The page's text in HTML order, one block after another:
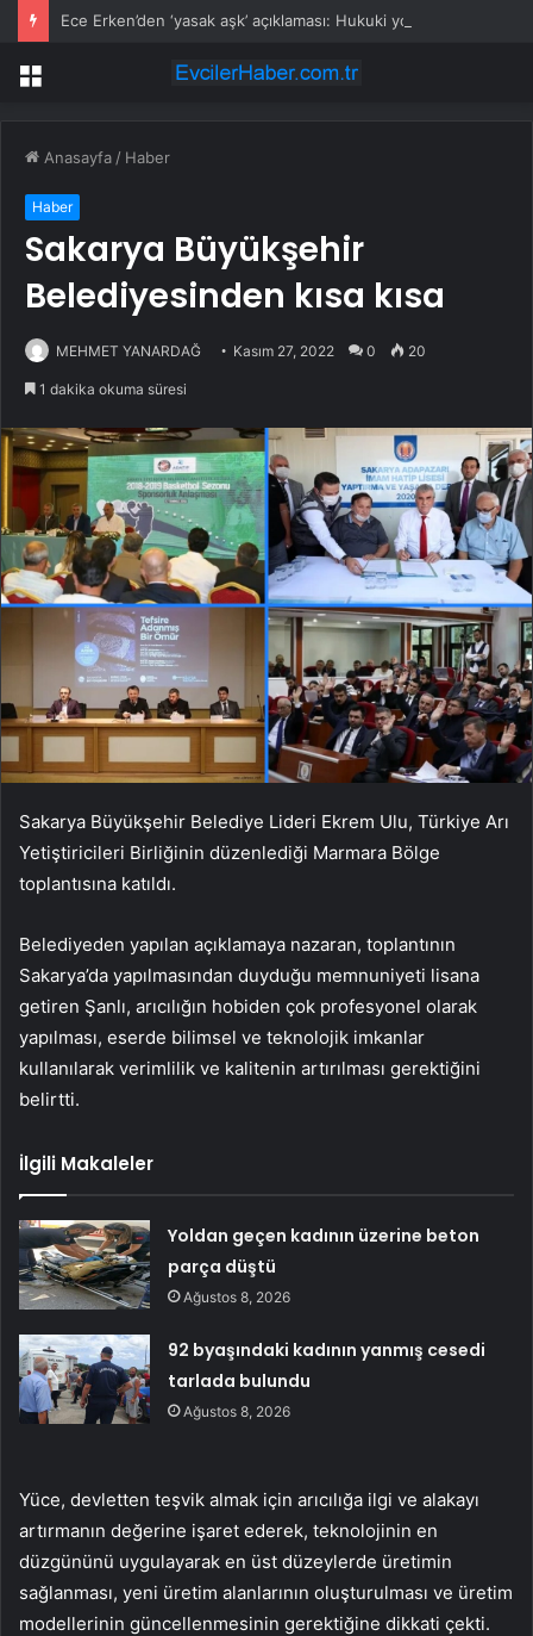
Menü
Anasayfa / Haber
Haber
Sakarya Büyükşehir
Belediyesinden kısa kısa
MEHMET YANARDAĞ Kasım 27, 2022 0 20
1 dakika okuma süresi
Sakarya Büyükşehir Belediye Lideri Ekrem Ulu, Türkiye Arı
Yetiştiricileri Birliğinin düzenlediği Marmara Bölge
toplantısına katıldı.
Belediyeden yapılan açıklamaya nazaran, toplantının
Sakarya’da yapılmasından duyduğu memnuniyeti lisana
getiren Şanlı, arıcılığın hobiden çok profesyonel olarak
yapılması, eserde bilimsel ve teknolojik imkanlar
kullanılarak verimlilik ve kalitenin artırılması gerektiğini
belirtti.
İlgili Makaleler
Yoldan geçen kadının üzerine beton
parça düştü
Ağustos 8, 2026
92 byaşındaki kadının yanmış cesedi
tarlada bulundu
Ağustos 8, 2026
Yüce, devletten teşvik almak için arıcılığa ilgi ve alakayı
artırmanın değerine işaret ederek, teknolojinin en
düzgününü uygulayarak en üst düzeylerde üretimin
sağlanması, yeni üretim alanlarının oluşturulması ve üretim
modellerinin güncellenmesinin gerektiğine dikkati çekti.